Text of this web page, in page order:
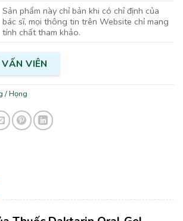
Sản phẩm này chỉ bản khi có chỉ định của
bác sĩ, mọi thông tin trên Website chỉ mang
tính chất tham khảo.
VIÊN
/ Họng